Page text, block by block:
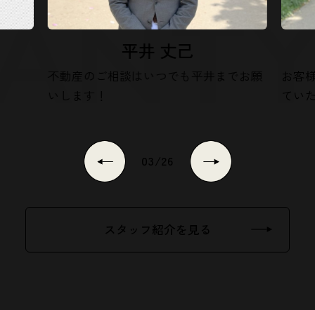
平井 丈己
不動産のご相談はいつでも平井までお願
いします！
お客
てい
03 /26
スタッフ紹介を見る